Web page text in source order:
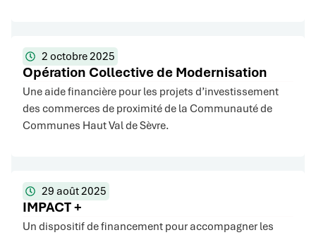
2 octobre 2025
Opération Collective de Modernisation
Une aide financière pour les projets d’investissement
des commerces de proximité de la Communauté de
Communes Haut Val de Sèvre.
29 août 2025
IMPACT +
Un dispositif de financement pour accompagner les